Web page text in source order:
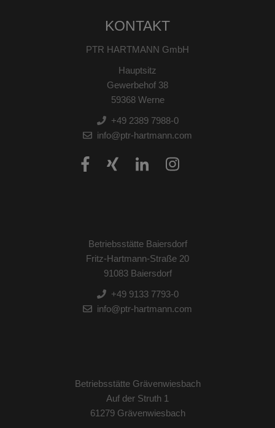
KONTAKT
PTR HARTMANN GmbH
Hauptsitz
Gewerbehof 38
59368 Werne
+49 2389 7988-0
info@ptr-hartmann.com
Betriebsstätte Baiersdorf
Fritz-Hartmann-Straße 20
91083 Baiersdorf
+49 9133 7793-0
info@ptr-hartmann.com
Betriebsstätte Grävenwiesbach
Auf der Struth 1
61279 Grävenwiesbach